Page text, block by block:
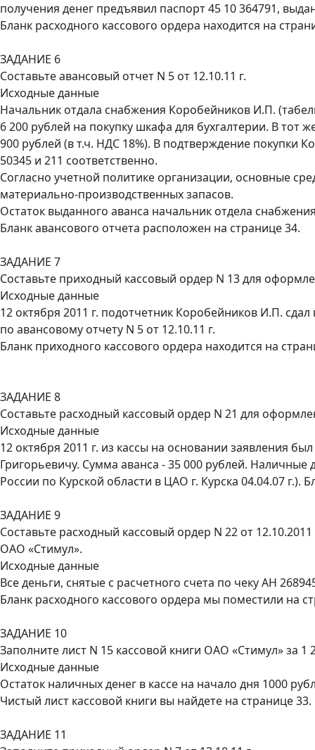
получения денег предъявил паспорт 45 10 364791,
Бланк расходного кассового ордера находится на
ЗАДАНИЕ 6
Составьте авансовый отчет N 5 от 12.10.11 г.
Исходные данные
Начальник отдала снабжения Коробейников И.П.
6 200 рублей на покупку шкафа для бухгалтерии. В
900 рублей (в т.ч. НДС 18%). В подтверждение покупки
50345 и 211 соответственно.
Согласно учетной политике организации, основные
материально-производственных запасов.
Остаток выданного аванса начальник отдела
Бланк авансового отчета расположен на странице 34.
ЗАДАНИЕ 7
Составьте приходный кассовый ордер N 13 для
Исходные данные
12 октября 2011 г. подотчетник Коробейников И.П.
по авансовому отчету N 5 от 12.10.11 г.
Бланк приходного кассового ордера находится на
ЗАДАНИЕ 8
Составьте расходный кассовый ордер N 21 для
Исходные данные
12 октября 2011 г. из кассы на основании заявления
Григорьевичу. Сумма аванса - 35 000 рублей.
России по Курской области в ЦАО г. Курска 04.04.07
ЗАДАНИЕ 9
Составьте расходный кассовый ордер N 22 от
ОАО «Стимул».
Исходные данные
Все деньги, снятые с расчетного счета по чеку АН
Бланк расходного кассового ордера мы поместили на
ЗАДАНИЕ 10
Заполните лист N 15 кассовой книги ОАО «Стимул» за 1
Исходные данные
Остаток наличных денег в кассе на начало дня 1000
Чистый лист кассовой книги вы найдете на странице 33.
ЗАДАНИЕ 11